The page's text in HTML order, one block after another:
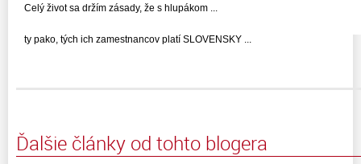
Celý život sa držím zásady, že s hlupákom ...
ty pako, tých ich zamestnancov platí SLOVENSKY ...
Ďalšie články od tohto blogera